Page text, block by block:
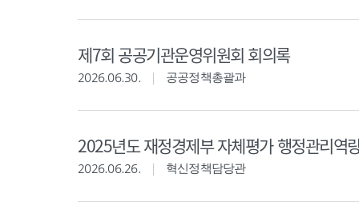
제7회 공공기관운영위원회 회의록
2026.06.30. 공공정책총괄과
2025년도 재정경제부 자체평가 행정관리역
2026.06.26. 혁신정책담당관